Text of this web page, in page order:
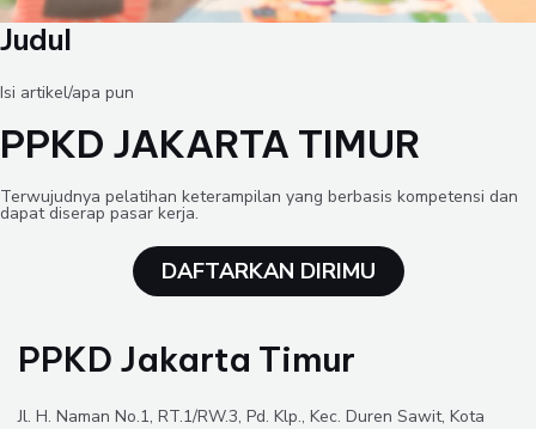
Judul
Isi artikel/apa pun
PPKD JAKARTA TIMUR
Terwujudnya pelatihan keterampilan yang berbasis kompetensi dan
dapat diserap pasar kerja.
DAFTARKAN DIRIMU
PPKD Jakarta Timur
Jl. H. Naman No.1, RT.1/RW.3, Pd. Klp., Kec. Duren Sawit, Kota